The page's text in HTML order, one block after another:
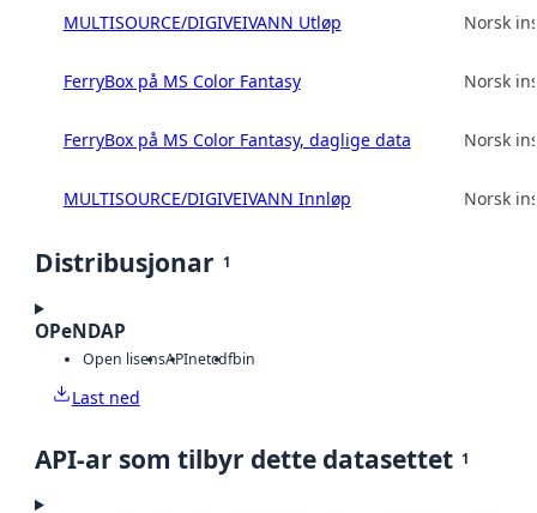
MULTISOURCE/DIGIVEIVANN Utløp Norsk
FerryBox på MS Color Fantasy Norsk
FerryBox på MS Color Fantasy, daglige data Norsk
MULTISOURCE/DIGIVEIVANN Innløp Norsk
Distribusjonar 1
OPeNDAP
Open lisensAPInetcdfbin
Last ned
API-ar som tilbyr dette datasettet 1